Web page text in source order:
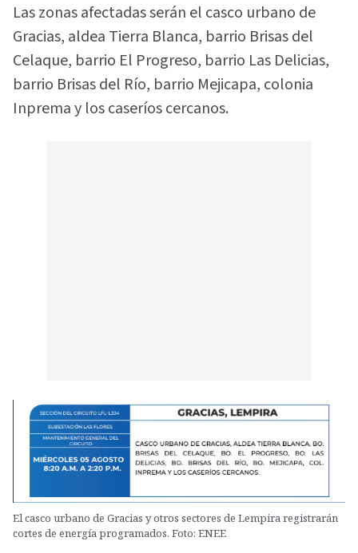
Las zonas afectadas serán el casco urbano de
Gracias, aldea Tierra Blanca, barrio Brisas del
Celaque, barrio El Progreso, barrio Las Delicias,
barrio Brisas del Río, barrio Mejicapa, colonia
Inprema y los caseríos cercanos.
El casco urbano de Gracias y otros sectores de Lempira registrarán
cortes de energía programados. Foto: ENEE